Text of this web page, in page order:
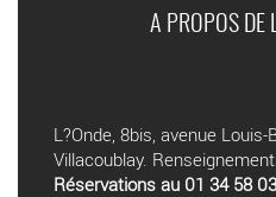
A PROPOS DE
L?Onde, 8bis, avenue
Villacoublay.
Réservations au 01 34 58